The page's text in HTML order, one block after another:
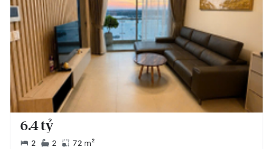
6.4 tỷ
2 2
72 m²